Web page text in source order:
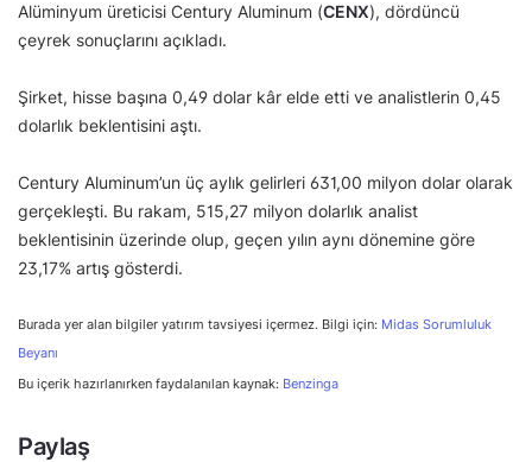
Alüminyum üreticisi Century Aluminum (CENX), dördüncü
çeyrek sonuçlarını açıkladı.
Şirket, hisse başına 0,49 dolar kâr elde etti ve analistlerin 0,45
dolarlık beklentisini aştı.
Century Aluminum’un üç aylık gelirleri 631,00 milyon dolar olarak
gerçekleşti. Bu rakam, 515,27 milyon dolarlık analist
beklentisinin üzerinde olup, geçen yılın aynı dönemine göre
23,17% artış gösterdi.
Burada yer alan bilgiler yatırım tavsiyesi içermez. Bilgi için: Midas Sorumluluk
Beyanı
Bu içerik hazırlanırken faydalanılan kaynak: Benzinga
Paylaş